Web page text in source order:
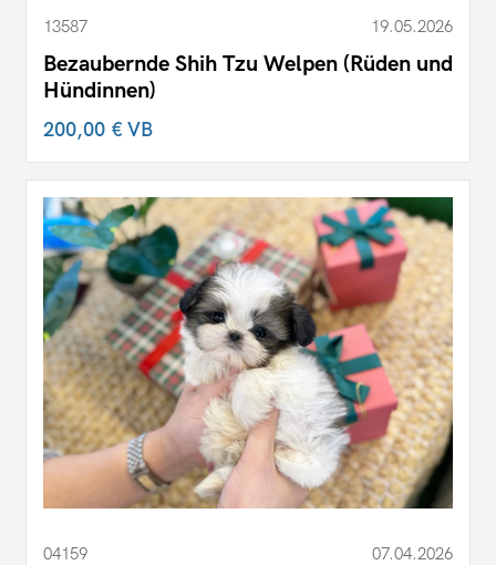
13587 19.05.2026
Bezaubernde Shih Tzu Welpen (Rüden und
Hündinnen)
200,00 €VB
04159 07.04.2026